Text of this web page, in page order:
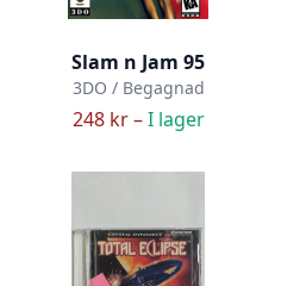
Slam n Jam 95
3DO / Begagnad
248 kr –I lager